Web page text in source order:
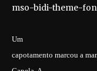
mso-bidi-theme-
Um
capotamento marcou a